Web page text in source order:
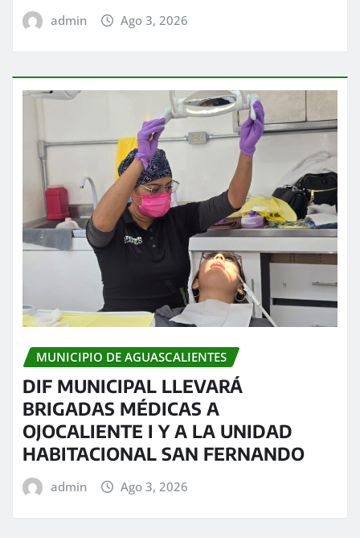
admin Ago 3, 2026
MUNICIPIO DE AGUASCALIENTES
DIF MUNICIPAL LLEVARÁ
BRIGADAS MÉDICAS A
OJOCALIENTE I Y A LA UNIDAD
HABITACIONAL SAN FERNANDO
admin Ago 3, 2026